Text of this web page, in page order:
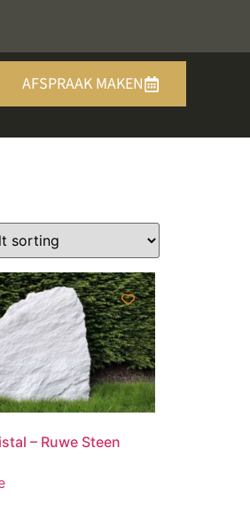
AFSPRAAK MAKEN
– Ruwe Steen